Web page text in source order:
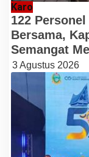
Karo
122
Bersama,
Semangat
3 Agustus 2026